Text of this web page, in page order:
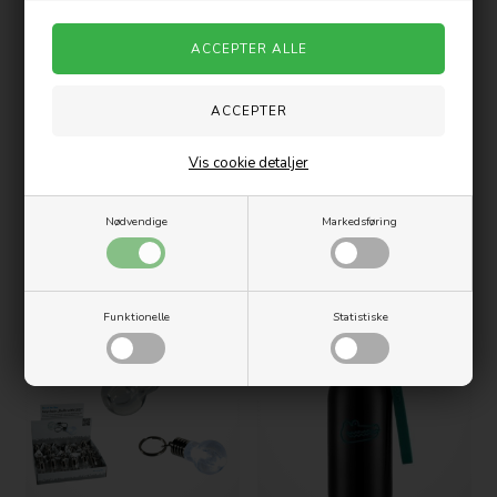
Nødvendige Markedsføring
Funktionelle Statistiske
Vis cookie detaljer
Måske er du også interesseret i følgende